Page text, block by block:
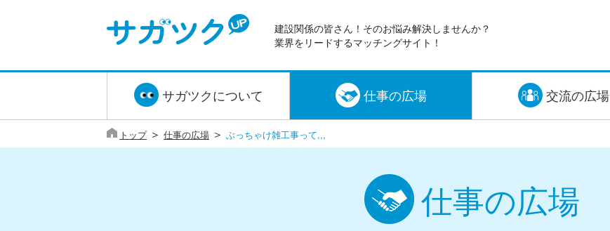
建設関係の皆さん！そのお悩み解決しませんか？
業界をリードするマッチングサイト！
サガツクについて 仕事の広場 交流の広場
トップ＞ 仕事の広場 ＞ ぶっちゃけ雑工事って,,,
仕事の広場